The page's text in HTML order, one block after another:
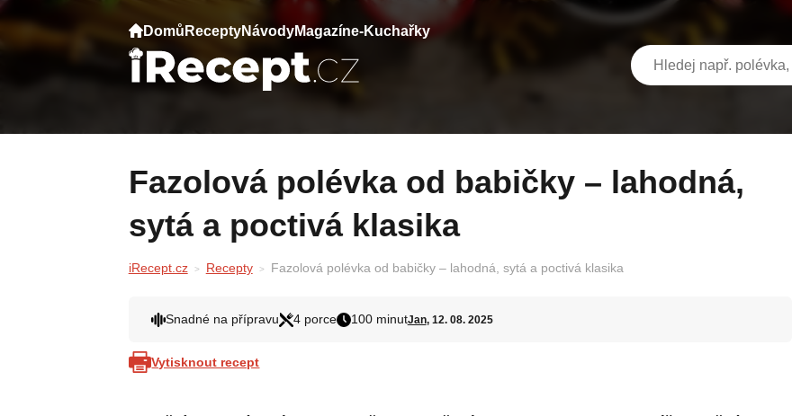
Domů ReceptyNávodyMagazíne-Kuchařky
Fazolová polévka od babičky – lahodná,
sytá a poctivá klasika
iRecept.cz Recepty Fazolová polévka od babičky – lahodná, sytá a poctivá klasika
Snadné na přípravu 4 porce 100 minutJan, 12. 08. 2025
Vytisknout recept